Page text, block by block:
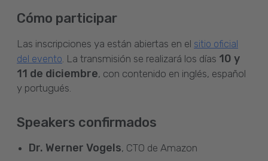
Cómo participar
Las inscripciones ya están abiertas en el sitio oficial
del evento. La transmisión se realizará los días 10 y
11 de diciembre, con contenido en inglés, español
y portugués.
Speakers confirmados
Dr. Werner Vogels, CTO de Amazon